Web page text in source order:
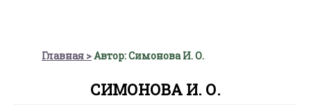
Главная Автор: Симонова И. О.
СИМОНОВА И. О.